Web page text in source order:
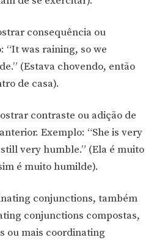
consequência ou
“It was raining, so we
(Estava chovendo, então
de casa).
contraste ou adição de
Exemplo: “She is very
very humble.” (Ela é muito
é muito humilde).
conjunctions, também
conjunctions compostas,
ou mais coordinating